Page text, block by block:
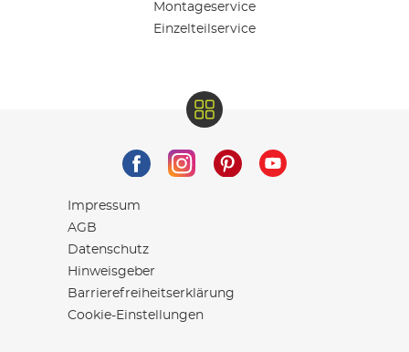
Montageservice
Einzelteilservice
Impressum
AGB
Datenschutz
Hinweisgeber
Barrierefreiheitserklärung
Cookie-Einstellungen